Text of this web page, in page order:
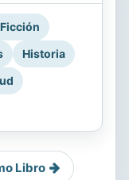
Historia
Libro